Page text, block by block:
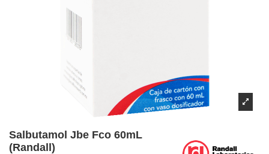
Salbutamol Jbe Fco 60mL
(Randall)